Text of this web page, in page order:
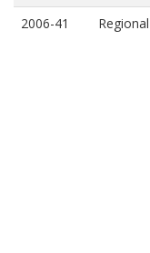
2006-41 Regional